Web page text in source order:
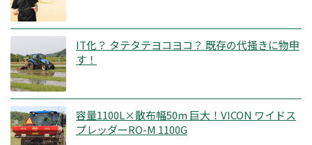
IT化？ タテタテヨコヨコ？ 既存の代掻きに物申
す！
容量1100L×散布幅50m 巨大！VICON ワイドス
プレッダーRO-M 1100G